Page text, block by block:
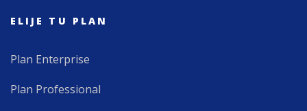
ELIJE TU PLAN
Plan Enterprise
Plan Professional